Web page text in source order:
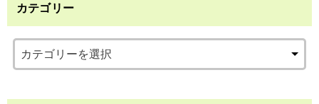
カテゴリー